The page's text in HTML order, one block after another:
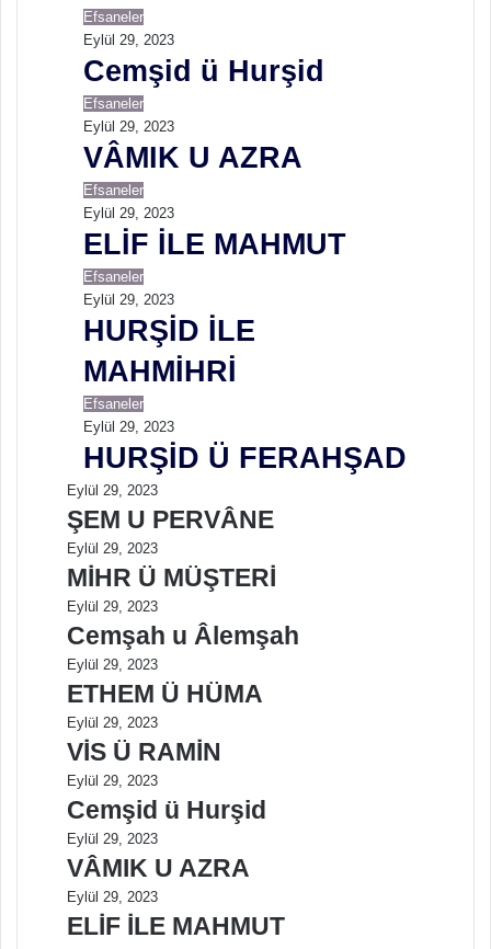
Efsaneler
Eylül 29, 2023
Cemşid ü Hurşid
Efsaneler
Eylül 29, 2023
VÂMIK U AZRA
Efsaneler
Eylül 29, 2023
ELİF İLE MAHMUT
Efsaneler
Eylül 29, 2023
HURŞİD İLE
MAHMİHRİ
Efsaneler
Eylül 29, 2023
HURŞİD Ü FERAHŞAD
Eylül 29, 2023
ŞEM U PERVÂNE
Eylül 29, 2023
MİHR Ü MÜŞTERİ
Eylül 29, 2023
Cemşah u Âlemşah
Eylül 29, 2023
ETHEM Ü HÜMA
Eylül 29, 2023
VİS Ü RAMİN
Eylül 29, 2023
Cemşid ü Hurşid
Eylül 29, 2023
VÂMIK U AZRA
Eylül 29, 2023
ELİF İLE MAHMUT